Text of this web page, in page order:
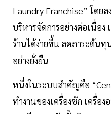
Laundry Franchise” โดย
บริหารจัดการอย่างต่อเนื่อ
ร้านได้ง่ายขึ้น ลดภาระต้น
อย่างยั่งยืน
หนึ่งในระบบสำคัญคือ
ทำงานของเครื่องซัก เครื่อ